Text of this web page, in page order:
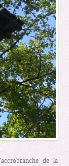
de la